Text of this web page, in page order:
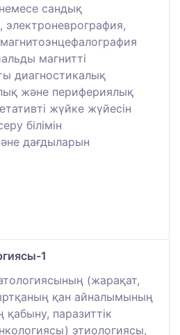
сандық
электроневрография,
магнитті
диагностикалық
және перифериялық
жүйке жүйесін
білімін
дағдыларын
1
(жарақат,
қан айналымының
паразиттік
этиологиясы,